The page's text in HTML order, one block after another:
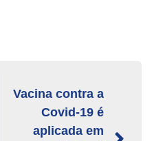
Vacina contra a
Covid-19 é
aplicada em